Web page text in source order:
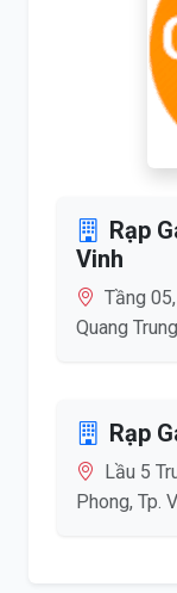
Rạp
Vinh
Tầng
Quang
Rạp
Lầu 5
Phong, Tp.